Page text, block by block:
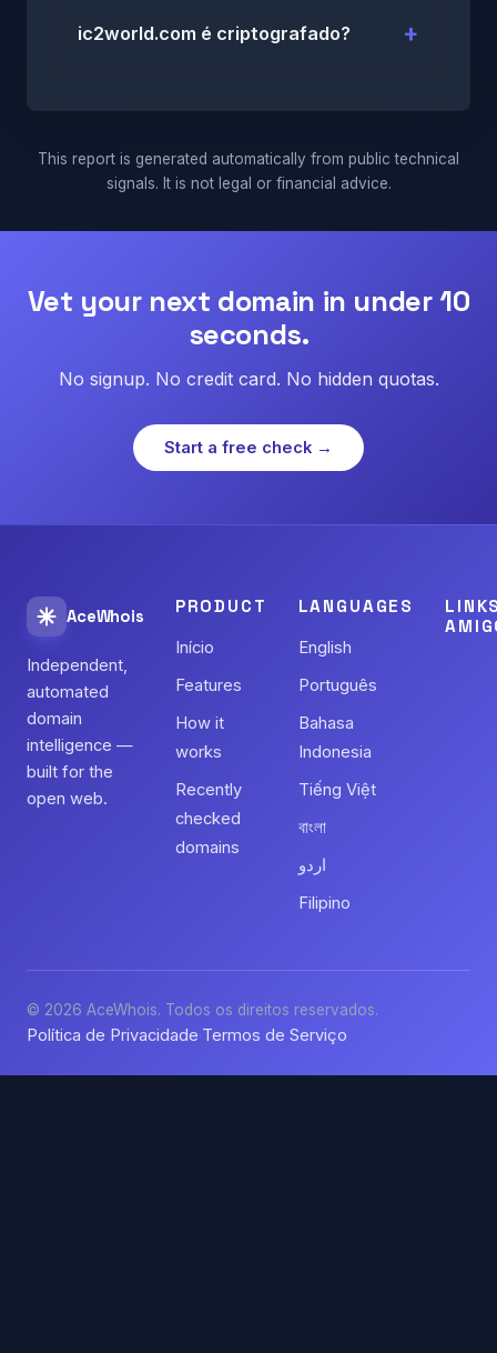
ic2world.com é criptografado?
This report is generated automatically from public technical
signals. It is not legal or financial advice.
Vet your next domain in under 10
seconds.
No signup. No credit card. No hidden quotas.
Start a free check →
AceWhois
Independent,
automated
domain
intelligence —
built for the
open web.
PRODUCT
Início
Features
How it
works
Recently
checked
domains
LANGUAGES
English
Português
Bahasa
Indonesia
Tiếng Việt
বাংলা
اردو
Filipino
© 2026 AceWhois. Todos os direitos reservados.
Política de Privacidade·Termos de Serviço